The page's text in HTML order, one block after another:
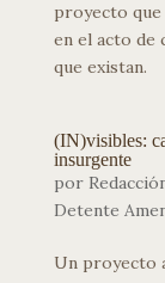
proyecto que
en el acto de
que existan.
(IN)visibles:
insurgente
por
Detente
Un proyecto